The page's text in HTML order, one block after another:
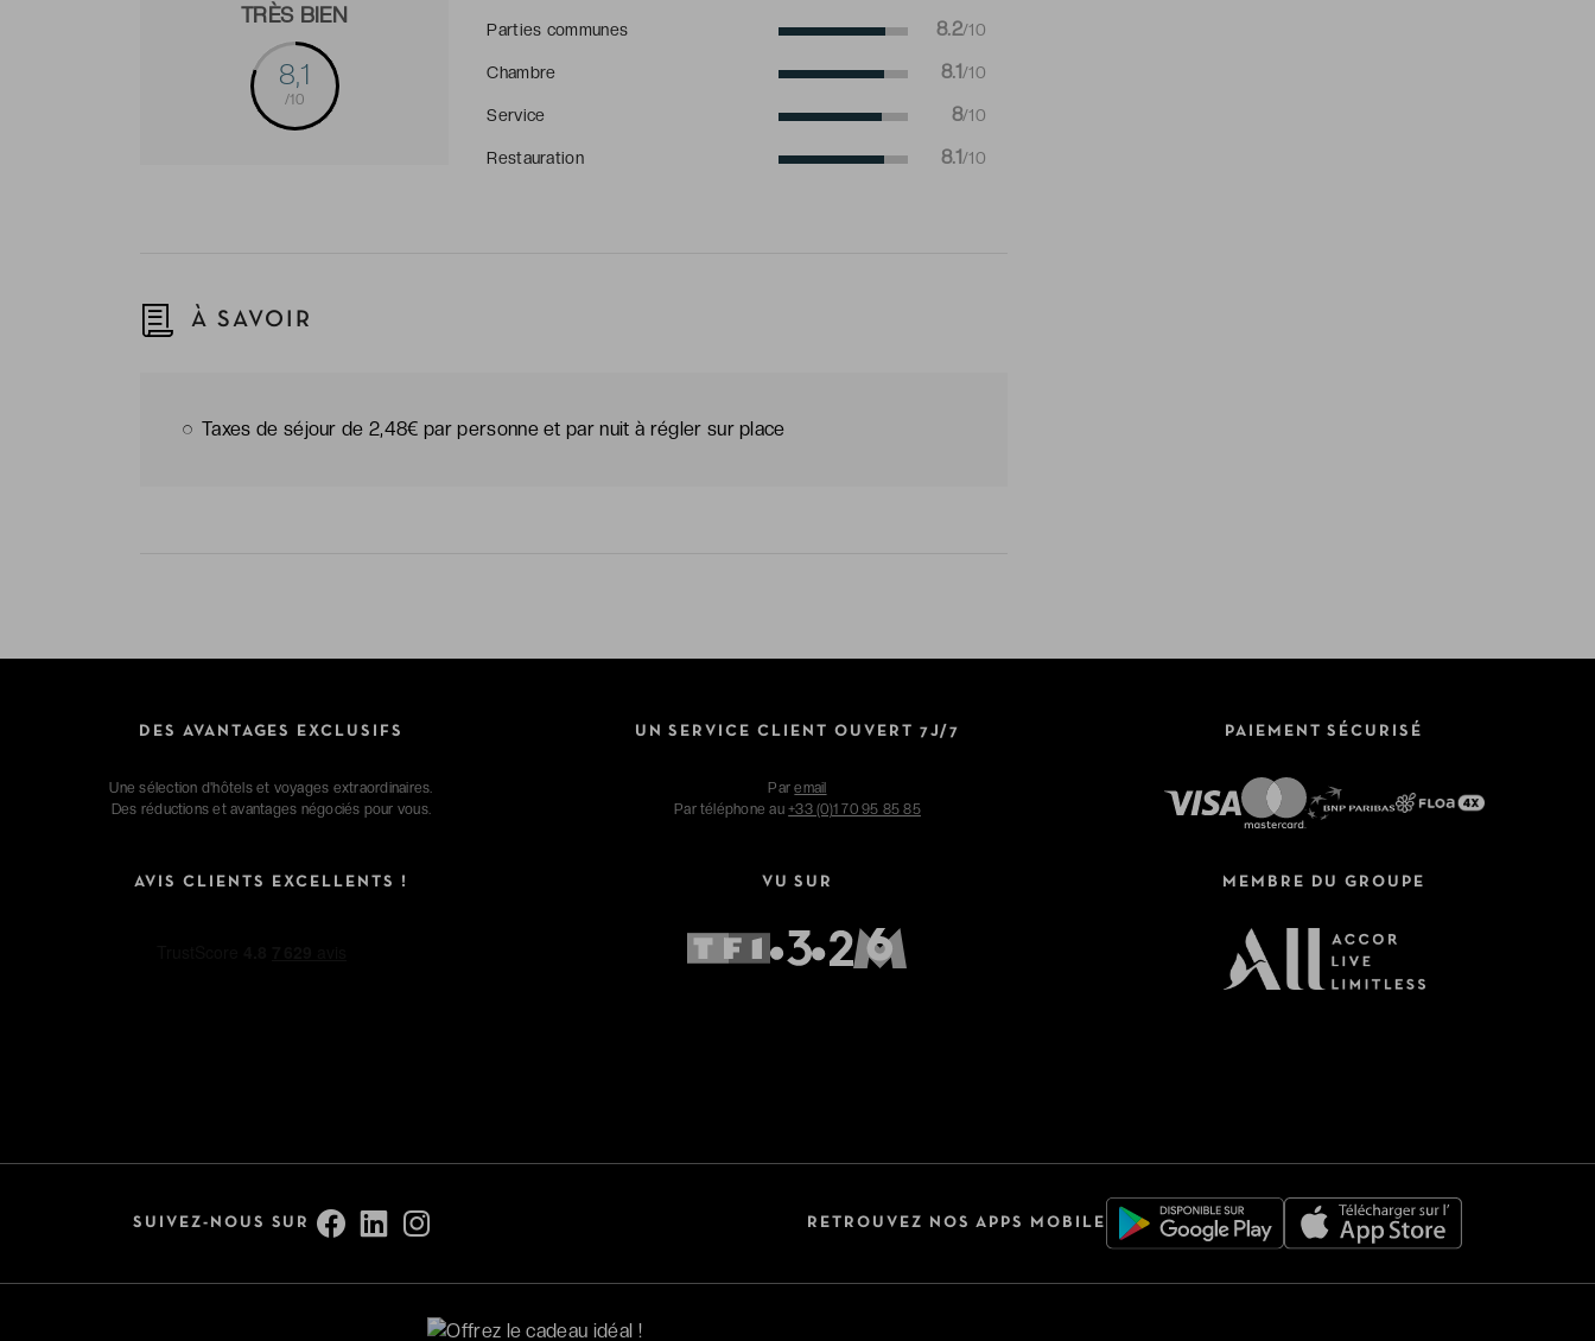
TRÈS BIEN
8,1
/10
Parties communes 8.2/10
Chambre 8.1/10
Service 8/10
Restauration 8.1/10
À SAVOIR
Taxes de séjour de 2,48€ par personne et par nuit à régler sur place
DES AVANTAGES EXCLUSIFS
Une sélection d'hôtels et voyages extraordinaires.
Des réductions et avantages négociés pour vous.
UN SERVICE CLIENT OUVERT 7J/7
Paremail
Par téléphone au+33 (0)1 70 95 85 85
PAIEMENT SÉCURISÉ
AVIS CLIENTS EXCELLENTS ! VU SUR MEMBRE DU GROUPE
SUIVEZ-NOUS SUR RETROUVEZ NOS APPS MOBILE